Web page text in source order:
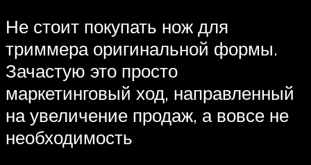
Не стоит покупать нож для
триммера оригинальной формы.
Зачастую это просто
маркетинговый ход, направленный
на увеличение продаж, а вовсе не
необходимость